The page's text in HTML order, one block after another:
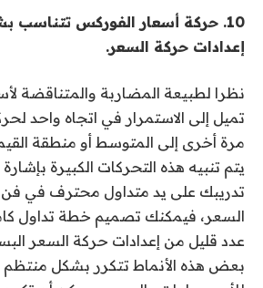
10. حركة أسعار الفوركس تتناسب
إعدادات حركة السعر.
نظرا لطبيعة المضاربة والمتناقضة
تميل إلى الاستمرار في اتجاه واحد
مرة أخرى إلى المتوسط ​​أو منطقة
يتم تنبيه هذه التحركات الكبيرة
تدريبك على يد متداول محترف في
السعر، فيمكنك تصميم خطة تداول
عدد قليل من إعدادات حركة السعر
بعض هذه الأنماط تتكرر بشكل منتظم